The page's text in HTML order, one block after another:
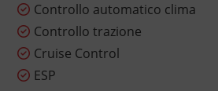
Controllo automatico clima
Controllo trazione
Cruise Control
ESP